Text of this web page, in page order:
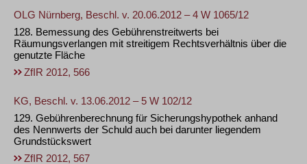
OLG Nürnberg, Beschl. v. 20.06.2012 – 4 W 1065/12
128. Bemessung des Gebührenstreitwerts bei
Räumungsverlangen mit streitigem Rechtsverhältnis über die
genutzte Fläche
ZfIR 2012, 566
KG, Beschl. v. 13.06.2012 – 5 W 102/12
129. Gebührenberechnung für Sicherungshypothek anhand
des Nennwerts der Schuld auch bei darunter liegendem
Grundstückswert
ZfIR 2012, 567